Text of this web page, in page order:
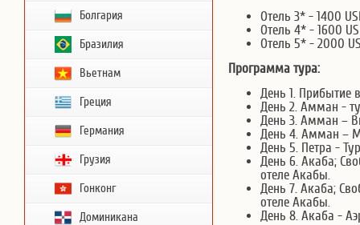
Болгария
Бразилия
Вьетнам
Греция
Германия
Грузия
Гонконг
Доминикана
Отель 3* - 1400
Отель 4* - 1600
Отель 5* - 2000
Программа тура:
День 1. Прибытие
День 2. Амман -
День 3. Амман –
День 4. Амман –
День 5. Петра -
День 6. Акаба;
отеле Акабы.
День 7. Акаба;
отеле Акабы.
День 8. Акаба -